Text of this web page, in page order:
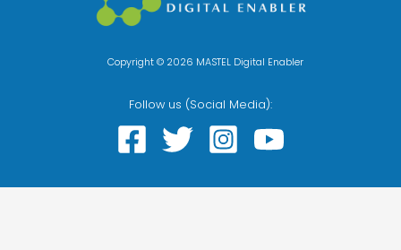
Copyright © 2026 MASTEL Digital Enabler
Follow us (Social Media):